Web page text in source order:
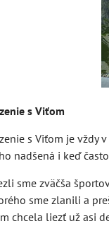
s Viťom
s Viťom je vždy
nadšená i keď
sme zväčša
sme zlanili a
chcela liezť už asi